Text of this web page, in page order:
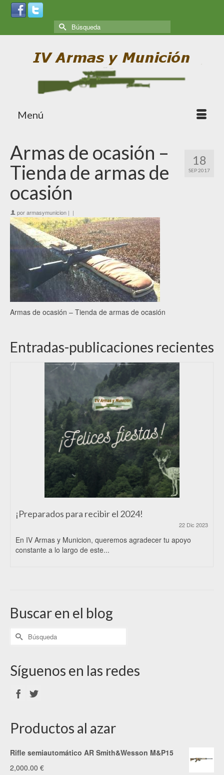
Menú
18
SEP 2017
Armas de ocasión –
Tienda de armas de
ocasión
porarmasymunicion | |
Armas de ocasión – Tienda de armas de ocasión
Entradas-publicaciones recientes
¡Preparados para recibir el 2024!
22 Dic 2023
En IV Armas y Municion, queremos agradecer tu apoyo
constante a lo largo de este...
Buscar en el blog
Síguenos en las redes
Productos al azar
Rifle semiautomático AR Smith&Wesson M&P15
2,000.00 €